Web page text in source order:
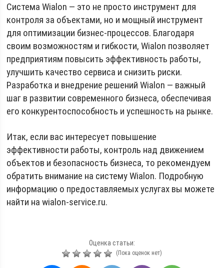
Система Wialon — это не просто инструмент для
контроля за объектами, но и мощный инструмент
для оптимизации бизнес-процессов. Благодаря
своим возможностям и гибкости, Wialon позволяет
предприятиям повысить эффективность работы,
улучшить качество сервиса и снизить риски.
Разработка и внедрение решений Wialon — важный
шаг в развитии современного бизнеса, обеспечивая
его конкурентоспособность и успешность на рынке.
Итак, если вас интересует повышение
эффективности работы, контроль над движением
объектов и безопасность бизнеса, то рекомендуем
обратить внимание на систему Wialon. Подробную
информацию о предоставляемых услугах вы можете
найти на wialon-service.ru.
Оценка статьи:
(Пока оценок нет)